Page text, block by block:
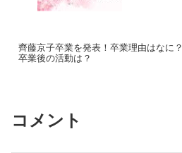
齊藤京子卒業を発表！卒業理由はなに？
卒業後の活動は？
コメント